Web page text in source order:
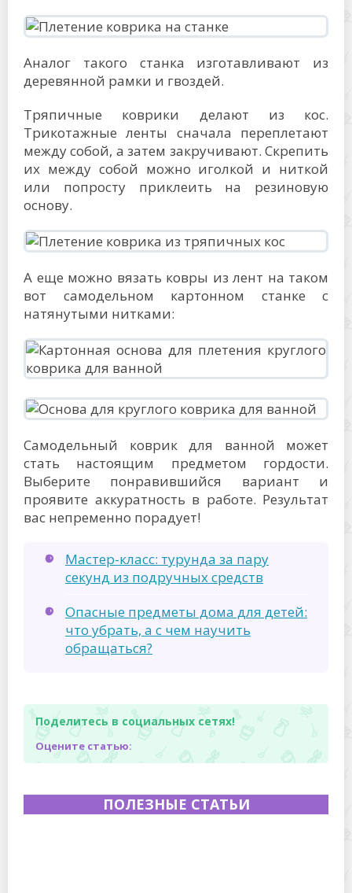
Аналог такого станка изготавливают из
деревянной рамки и гвоздей.
Тряпичные коврики делают из кос.
Трикотажные ленты сначала переплетают
между собой, а затем закручивают. Скрепить
их между собой можно иголкой и ниткой
или попросту приклеить на резиновую
основу.
А еще можно вязать ковры из лент на таком
вот самодельном картонном станке с
натянутыми нитками:
Самодельный коврик для ванной может
стать настоящим предметом гордости.
Выберите понравившийся вариант и
проявите аккуратность в работе. Результат
вас непременно порадует!
Мастер-класс: турунда за пару
секунд из подручных средств
Опасные предметы дома для детей:
что убрать, а с чем научить
обращаться?
Поделитесь в социальных сетях!
Оцените статью:
ПОЛЕЗНЫЕ СТАТЬИ